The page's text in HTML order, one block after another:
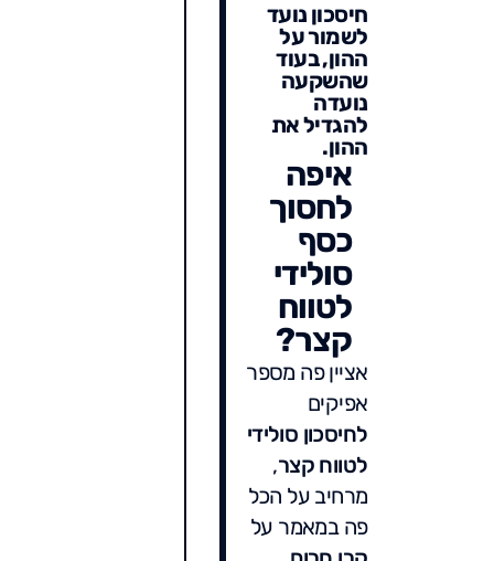
חיסכון נועד
לשמור על
ההון, בעוד
שהשקעה
נועדה
להגדיל את
ההון.
איפה
לחסוך
כסף
סולידי
לטווח
קצר?
אציין פה מספר
אפיקים
לחיסכון סולידי
לטווח קצר,
מרחיב על הכל
פה במאמר על